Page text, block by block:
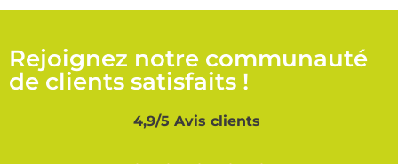
Rejoignez notre communauté
de clients satisfaits !
4,9/5 Avis clients